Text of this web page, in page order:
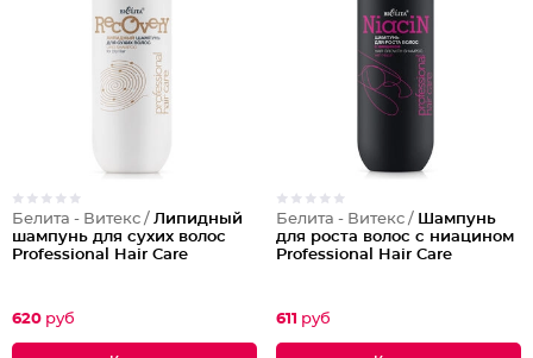
Белита - Витекс / Липидный
шампунь для сухих волос
Professional Hair Care
620 руб
Белита - Витекс / Шампунь
для роста волос с ниацином
Professional Hair Care
611 руб